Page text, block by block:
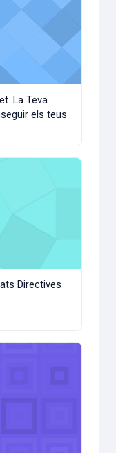
La Teva
els teus
Directives per a
Directives
Intervenció i